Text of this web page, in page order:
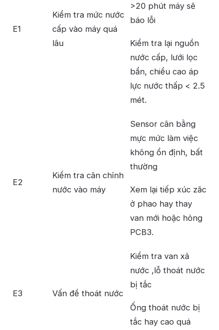
E1
Kiểm tra mức nước
cấp vào máy quá
lâu
>20 phút máy sẽ
báo lỗi
Kiểm tra lại nguồn
nước cấp, lưới lọc
bẩn, chiều cao áp
lực nước thấp < 2.5
mét.
E2
Kiểm tra cân chỉnh
nước vào máy
Sensor cân bằng
mực mức làm việc
không ổn định, bất
thường
Xem lại tiếp xúc zăc
ở phao hay thay
van mới hoặc hỏng
PCB3.
E3 Vấn đề thoát nước
Kiểm tra van xả
nước ,lỗ thoát nước
bị tắc
Ống thoát nước bị
tắc hay cao quá